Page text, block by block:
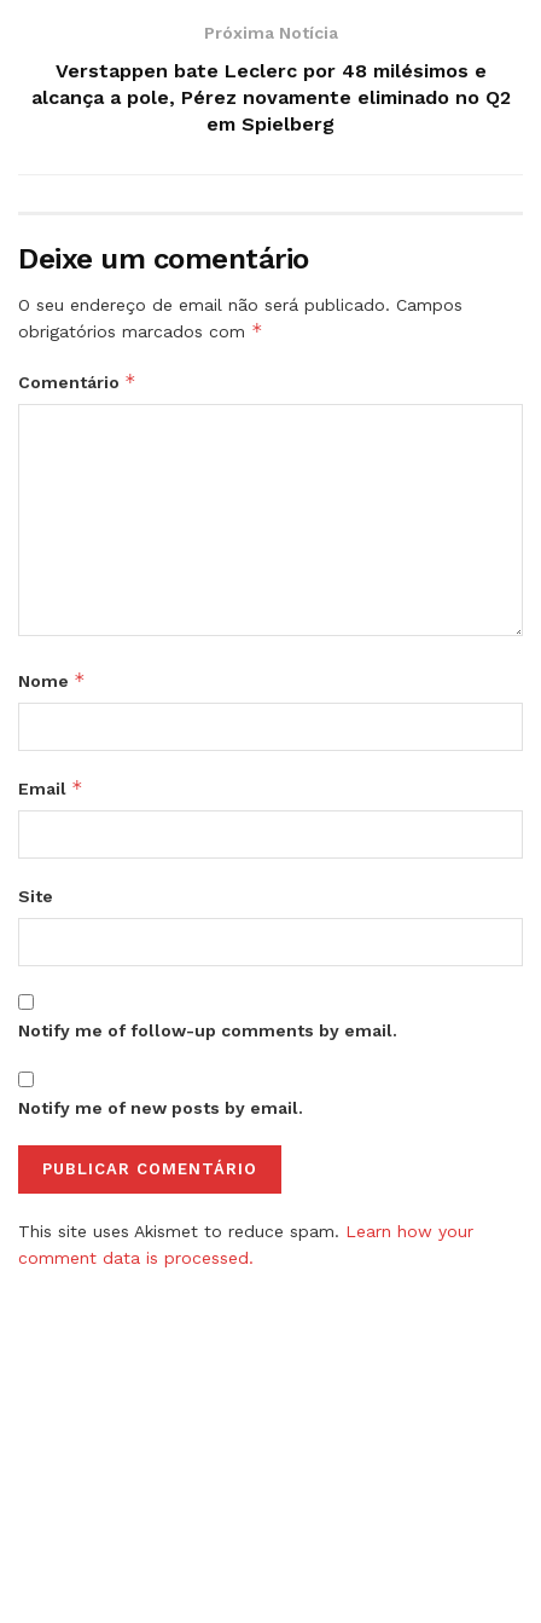
Próxima Notícia
Verstappen bate Leclerc por 48 milésimos e
alcança a pole, Pérez novamente eliminado no Q2
em Spielberg
Deixe um comentário
O seu endereço de email não será publicado. Campos
obrigatórios marcados com *
Comentário *
Nome *
Email *
Site
Notify me of follow-up comments by email.
Notify me of new posts by email.
This site uses Akismet to reduce spam. Learn how your
comment data is processed.